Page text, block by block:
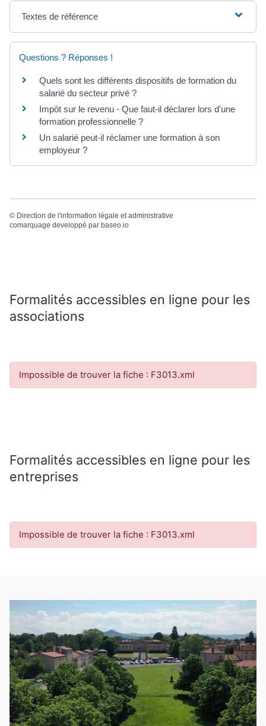
Textes de référence
Questions ? Réponses !
Quels sont les différents dispositifs de formation du
salarié du secteur privé ?
Impôt sur le revenu - Que faut-il déclarer lors d'une
formation professionnelle ?
Un salarié peut-il réclamer une formation à son
employeur ?
© Direction de l'information légale et administrative
comarquage developpé par baseo.io
Formalités accessibles en ligne pour les
associations
Impossible de trouver la fiche : F3013.xml
Formalités accessibles en ligne pour les
entreprises
Impossible de trouver la fiche : F3013.xml